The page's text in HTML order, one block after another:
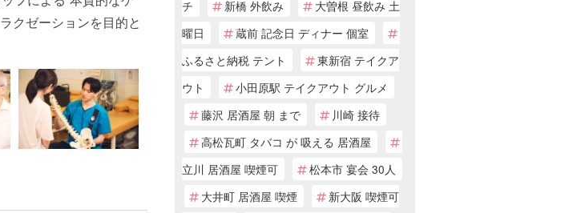
クゼーションを目的と
チ
新橋 外飲み
大曽根 昼飲み 土
曜日
蔵前 記念日 ディナー 個室
ふるさと納税 テント
東新宿 テイクア
ウト
小田原駅 テイクアウト グルメ
藤沢 居酒屋 朝 まで
川崎 接待
高松瓦町 タバコ が 吸える 居酒屋
立川 居酒屋 喫煙可
松本市 宴会 30人
大井町 居酒屋 喫煙
新大阪 喫煙可